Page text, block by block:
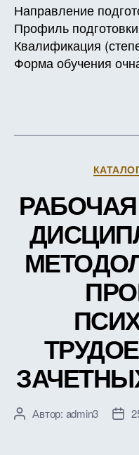
Направление
Профиль
Квалификация
Форма обучения
АвторАвтор: admin3